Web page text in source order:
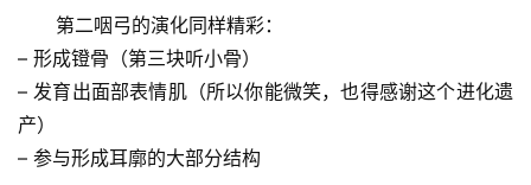
首
页
专
第二咽弓的演化同样精彩：
– 形成镫骨（第三块听小骨）
– 发育出面部表情肌（所以你能微笑，也得感谢这个进化遗
产）
– 参与形成耳廓的大部分结构